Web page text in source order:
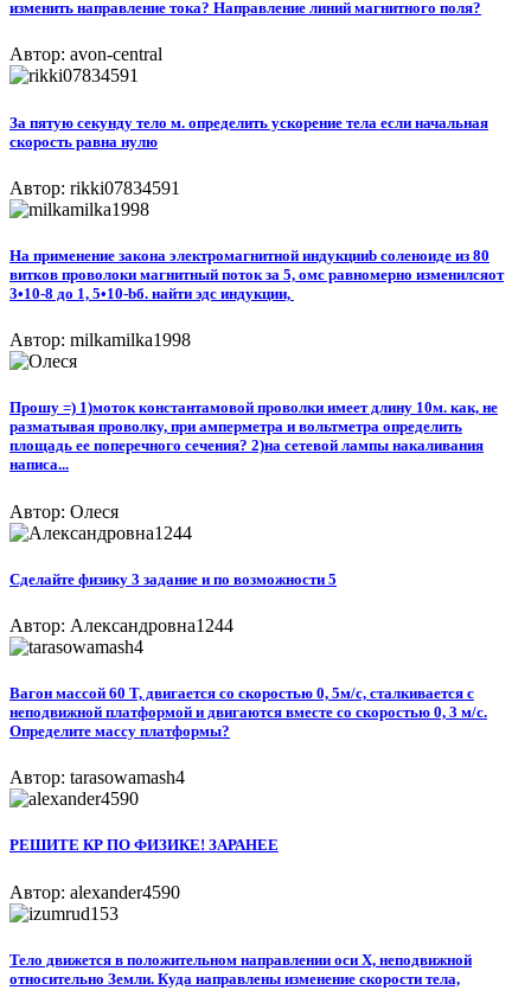
изменить направление тока? Направление линий магнитного поля?
Автор: avon-central
За пятую секунду тело м. определить ускорение тела если начальная
скорость равна нулю
Автор: rikki07834591
На применение закона электромагнитной индукцииb соленоиде из 80
витков проволоки магнитный поток за 5, омс равномерно изменилсяот
3•10-8 до 1, 5•10-bб. найти эдс индукции, ​
Автор: milkamilka1998
Прошу =) 1)моток константамовой проволки имеет длину 10м. как, не
разматывая проволку, при амперметра и вольтметра определить
площадь ее поперечного сечения? 2)на сетевой лампы накаливания
написа...
Автор: Олеся
Сделайте физику 3 задание и по возможности 5
Автор: Александровна1244
Вагон массой 60 Т, двигается со скоростью 0, 5м/с, сталкивается с
неподвижной платформой и двигаются вместе со скоростью 0, 3 м/с.
Определите массу платформы?
Автор: tarasowamash4
РЕШИТЕ КР ПО ФИЗИКЕ! ЗАРАНЕЕ
Автор: alexander4590
Тело движется в положительном направлении оси Х, неподвижной
относительно Земли. Куда направлены изменение скорости тела,